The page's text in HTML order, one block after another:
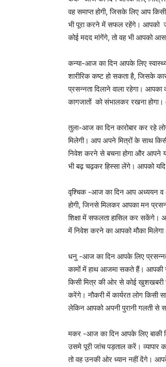
वह समाप्त होगी, जिसके लिए आप
भी पूरा करने में सफल रहेंगे। आपको
कोई मदद मांगेंगे, तो वह भी आपको
कन्या-आज का दिन आपके लिए
शारीरिक कष्ट हो सकता है, जिसके
प्रसन्नता दिलाने वाला रहेगा।
कागजातों को संभालकर रखना
तुला-आज का दिन कारोबार कर रहे
मिलेगी। आप अपने मित्रों के साथ
निवेश करने से बचना होगा और आपने
भी बढ़ चढ़कर हिस्सा लेंगे। आपको
वृश्चिक -आज का दिन आप अध्ययन व
होगी, जिनसे मिलकर आपका मन
शिक्षा में सफलता हासिल कर सकेंगे।
में निवेश करने का आपको मौका
धनु -आज का दिन आपके लिए
कामों में हाथ आजमा सकते हैं। आपकी
किसी मित्र की ओर से कोई खुशखबरी
करेंगे। नौकरी में कार्यरत लोग
लेकिन आपको अपनी पुरानी गलती से
मकर -आज का दिन आपके लिए बाकी
उसमे पूरी जांच पड़ताल करें। व्यापार
तो वह उनकी ओर ध्यान नहीं देंगे।